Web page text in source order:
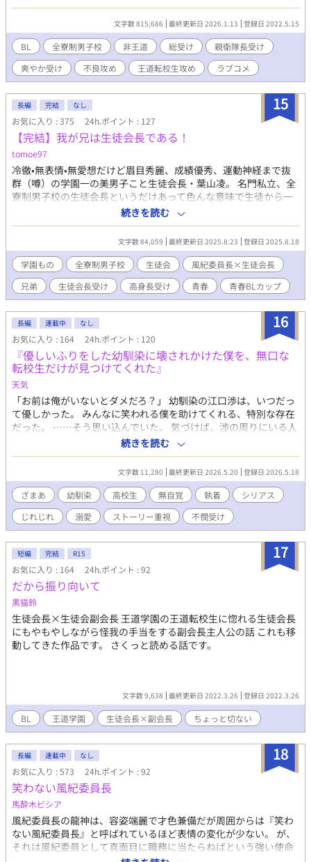
です。 基本主人公右固定ですがたまに攻め×攻めなリバっぽい描
写が出てきます。 登場人物の性格が悪いです。
文字数 815,686 最終更新日 2026.1.13 登録日 2022.5.15
BL 全寮制男子校 非王道 総受け
親衛隊長受け
爽やか受け
不良攻め 王道転校生攻め ラブコメ
15
長編 完結 なし
お気に入り : 375 24h.ポイント : 127
【完結】我が兄は生徒会長である！
tomoe97
冷徹•無表情•無愛想だけど眉目秀麗、成績優秀、運動神経まで抜
群（噂）の学園一の美男子こと生徒会長・葉山凌。 名門私立、全
寮制男子校の生徒会長というだけあって色んな意味で生徒から一
目も二目も置かれる存在。 そんな彼には「推し」がいる。 それは
風紀委員長の神城修哉。彼は誰にでも人当たりがよく、仕事も早
い。喧嘩の現場を抑えることもあるので腕っぷしもつよい。 実は
生徒会長・葉山凌はコミュ症でビジュアルと家柄、風格だけでこ
こまで上り詰めた、エセカリスマ。実際はメソメソ泣いてばかり
なので、本物のカリスマに憧れている。 終始彼の弟である生徒会
補佐の観察記録調で語る、推し活と片思いの間で揺れる青春恋模
様。 本編完結。番外編（after story）でその後の話や過去話など
を描いてます。 （番外編、after storyで生徒会補佐✖️転校生有。
可愛い美少年✖️高身長爽やか男子の話です）
続きを読む
文字数 84,059 最終更新日 2025.8.23 登録日 2025.8.18
学園もの 全寮制男子校 生徒会
風紀委員長×生徒会長
兄弟
生徒会長受け 高身長受け 青春 青春BLカップ​
16
長編 連載中 なし
お気に入り : 164 24h.ポイント : 120
『優しいふりをした幼馴染に壊されかけた僕を、無口な
転校生だけが見つけてくれた』
天気
「お前は俺がいないとダメだろ？」 幼馴染の江口渉は、いつだっ
て優しかった。 みんなに笑われる僕を助けてくれる、特別な存在
だった。 ……そう思い込んでいた。 気づけば、渉の周りにいる人
間たちから雑用を押し付けられ、笑われ、傷つけられていた僕。
それでも離れられなかったのは、渉だけが僕の居場所だったか
ら。 そんな僕に手を差し伸べたのは、クラスへ転校してきた無愛
想な男・曽我真琴。 「放っといたら、そのまま消えそうだから」
初めて知る、見返りを求めない優しさ。 けれど、奏多を失いかけ
た渉の執着は次第に狂い始め――。 モラハラ幼馴染×救済系転校
生 逃げ場のない少年が幸せになるまでの、じれ甘救済BL。
続きを読む
文字数 11,280 最終更新日 2026.5.20 登録日 2026.5.18
ざまあ 幼馴染 高校生 無自覚 執着
シリアス
じれじれ
溺愛 ストーリー重視 不憫受け
17
短編 完結 R15
お気に入り : 164 24h.ポイント : 92
だから振り向いて
黒猫鈴
生徒会長×生徒会副会長 王道学園の王道転校生に惚れる生徒会長
にもやもやしながら怪我の手当をする副会長主人公の話 これも移
動してきた作品です。 さくっと読める話です。
文字数 9,638 最終更新日 2022.3.26 登録日 2022.3.26
BL 王道学園 生徒会長×副会長 ちょっと切ない
18
長編 連載中 なし
お気に入り : 573 24h.ポイント : 92
笑わない風紀委員長
馬酔木ビシア
風紀委員長の龍神は、容姿端麗で才色兼備だが周囲からは『笑わ
ない風紀委員長』と呼ばれているほど表情の変化が少ない。 が、
それは風紀委員として真面目に職務に当たらねばという強い使命